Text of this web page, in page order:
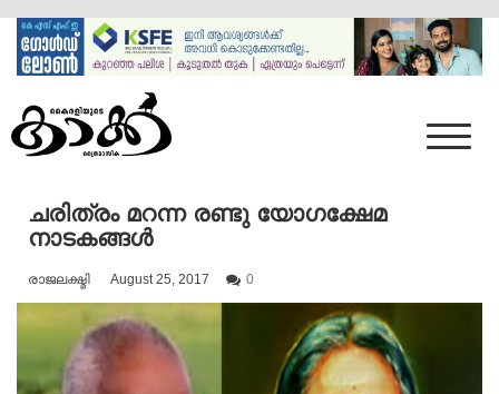
content
ചരിത്രം മറന്ന രണ്ടു യോഗക്ഷേമ
നാടകങ്ങൾ
രാജലക്ഷ്മി August 25, 2017 0